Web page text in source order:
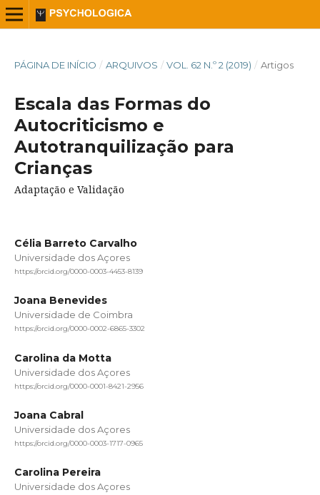
PÁGINA DE INÍCIO / ARQUIVOS / VOL. 62 N.º 2 (2019) / Artigos
Escala das Formas do
Autocriticismo e
Autotranquilização para
Crianças
Adaptação e Validação
Célia Barreto Carvalho
Universidade dos Açores
https://orcid.org/0000-0003-4453-8139
Joana Benevides
Universidade de Coimbra
https://orcid.org/0000-0002-6865-3302
Carolina da Motta
Universidade dos Açores
https://orcid.org/0000-0001-8421-2956
Joana Cabral
Universidade dos Açores
https://orcid.org/0000-0003-1717-0965
Carolina Pereira
Universidade dos Açores